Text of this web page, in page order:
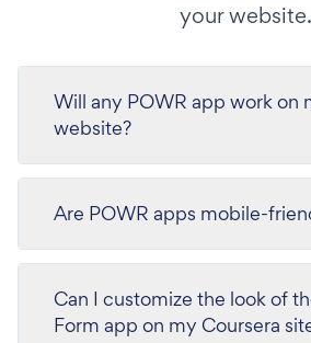
your website.
Will any POWR app work on
website?
Are POWR apps mobile-
Can I customize the look of
Form app on my Coursera